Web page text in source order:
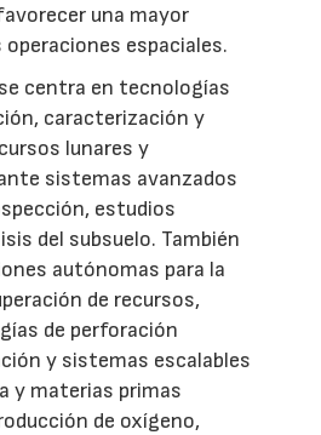
una mayor
espaciales.
centra en tecnologías
caracterización y
lunares y
sistemas avanzados
estudios
del subsuelo. También
autónomas para la
de recursos,
de perforación
y sistemas escalables
y materias primas
de oxígeno,